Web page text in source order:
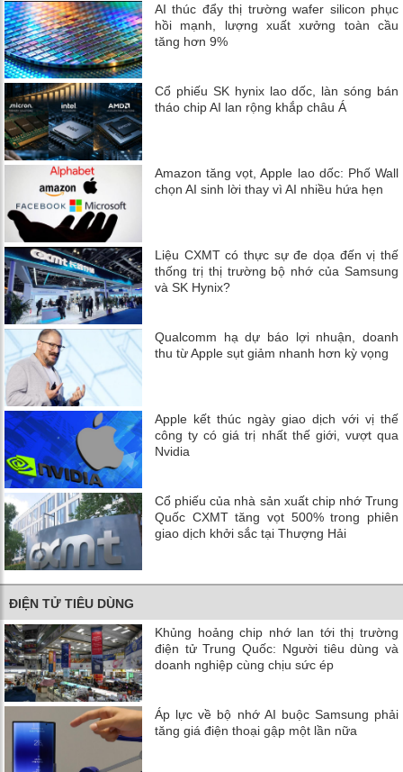
AI thúc đẩy thị trường wafer silicon phục
hồi mạnh, lượng xuất xưởng toàn cầu
tăng hơn 9%
Cổ phiếu SK hynix lao dốc, làn sóng bán
tháo chip AI lan rộng khắp châu Á
Amazon tăng vọt, Apple lao dốc: Phố Wall
chọn AI sinh lời thay vì AI nhiều hứa hẹn
Liệu CXMT có thực sự đe dọa đến vị thế
thống trị thị trường bộ nhớ của Samsung
và SK Hynix?
Qualcomm hạ dự báo lợi nhuận, doanh
thu từ Apple sụt giảm nhanh hơn kỳ vọng
Apple kết thúc ngày giao dịch với vị thế
công ty có giá trị nhất thế giới, vượt qua
Nvidia
Cổ phiếu của nhà sản xuất chip nhớ Trung
Quốc CXMT tăng vọt 500% trong phiên
giao dịch khởi sắc tại Thượng Hải
ĐIỆN TỬ TIÊU DÙNG
Khủng hoảng chip nhớ lan tới thị trường
điện tử Trung Quốc: Người tiêu dùng và
doanh nghiệp cùng chịu sức ép
Áp lực về bộ nhớ AI buộc Samsung phải
tăng giá điện thoại gập một lần nữa